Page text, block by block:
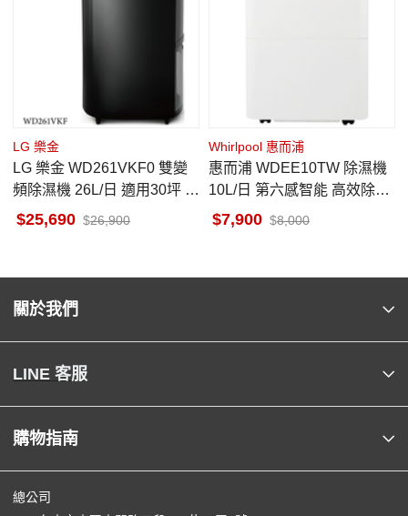
LG 樂金
LG 樂金 WD261VKF0 雙變
頻除濕機 26L/日 適用30坪 一
級 變頻壓縮機
25,690 26,900
Whirlpool 惠而浦
惠而浦 WDEE10TW 除濕機
10L/日 第六感智能 高效除濕
型 一級省電
7,900 8,000
關於我們
LINE 客服
購物指南
總公司